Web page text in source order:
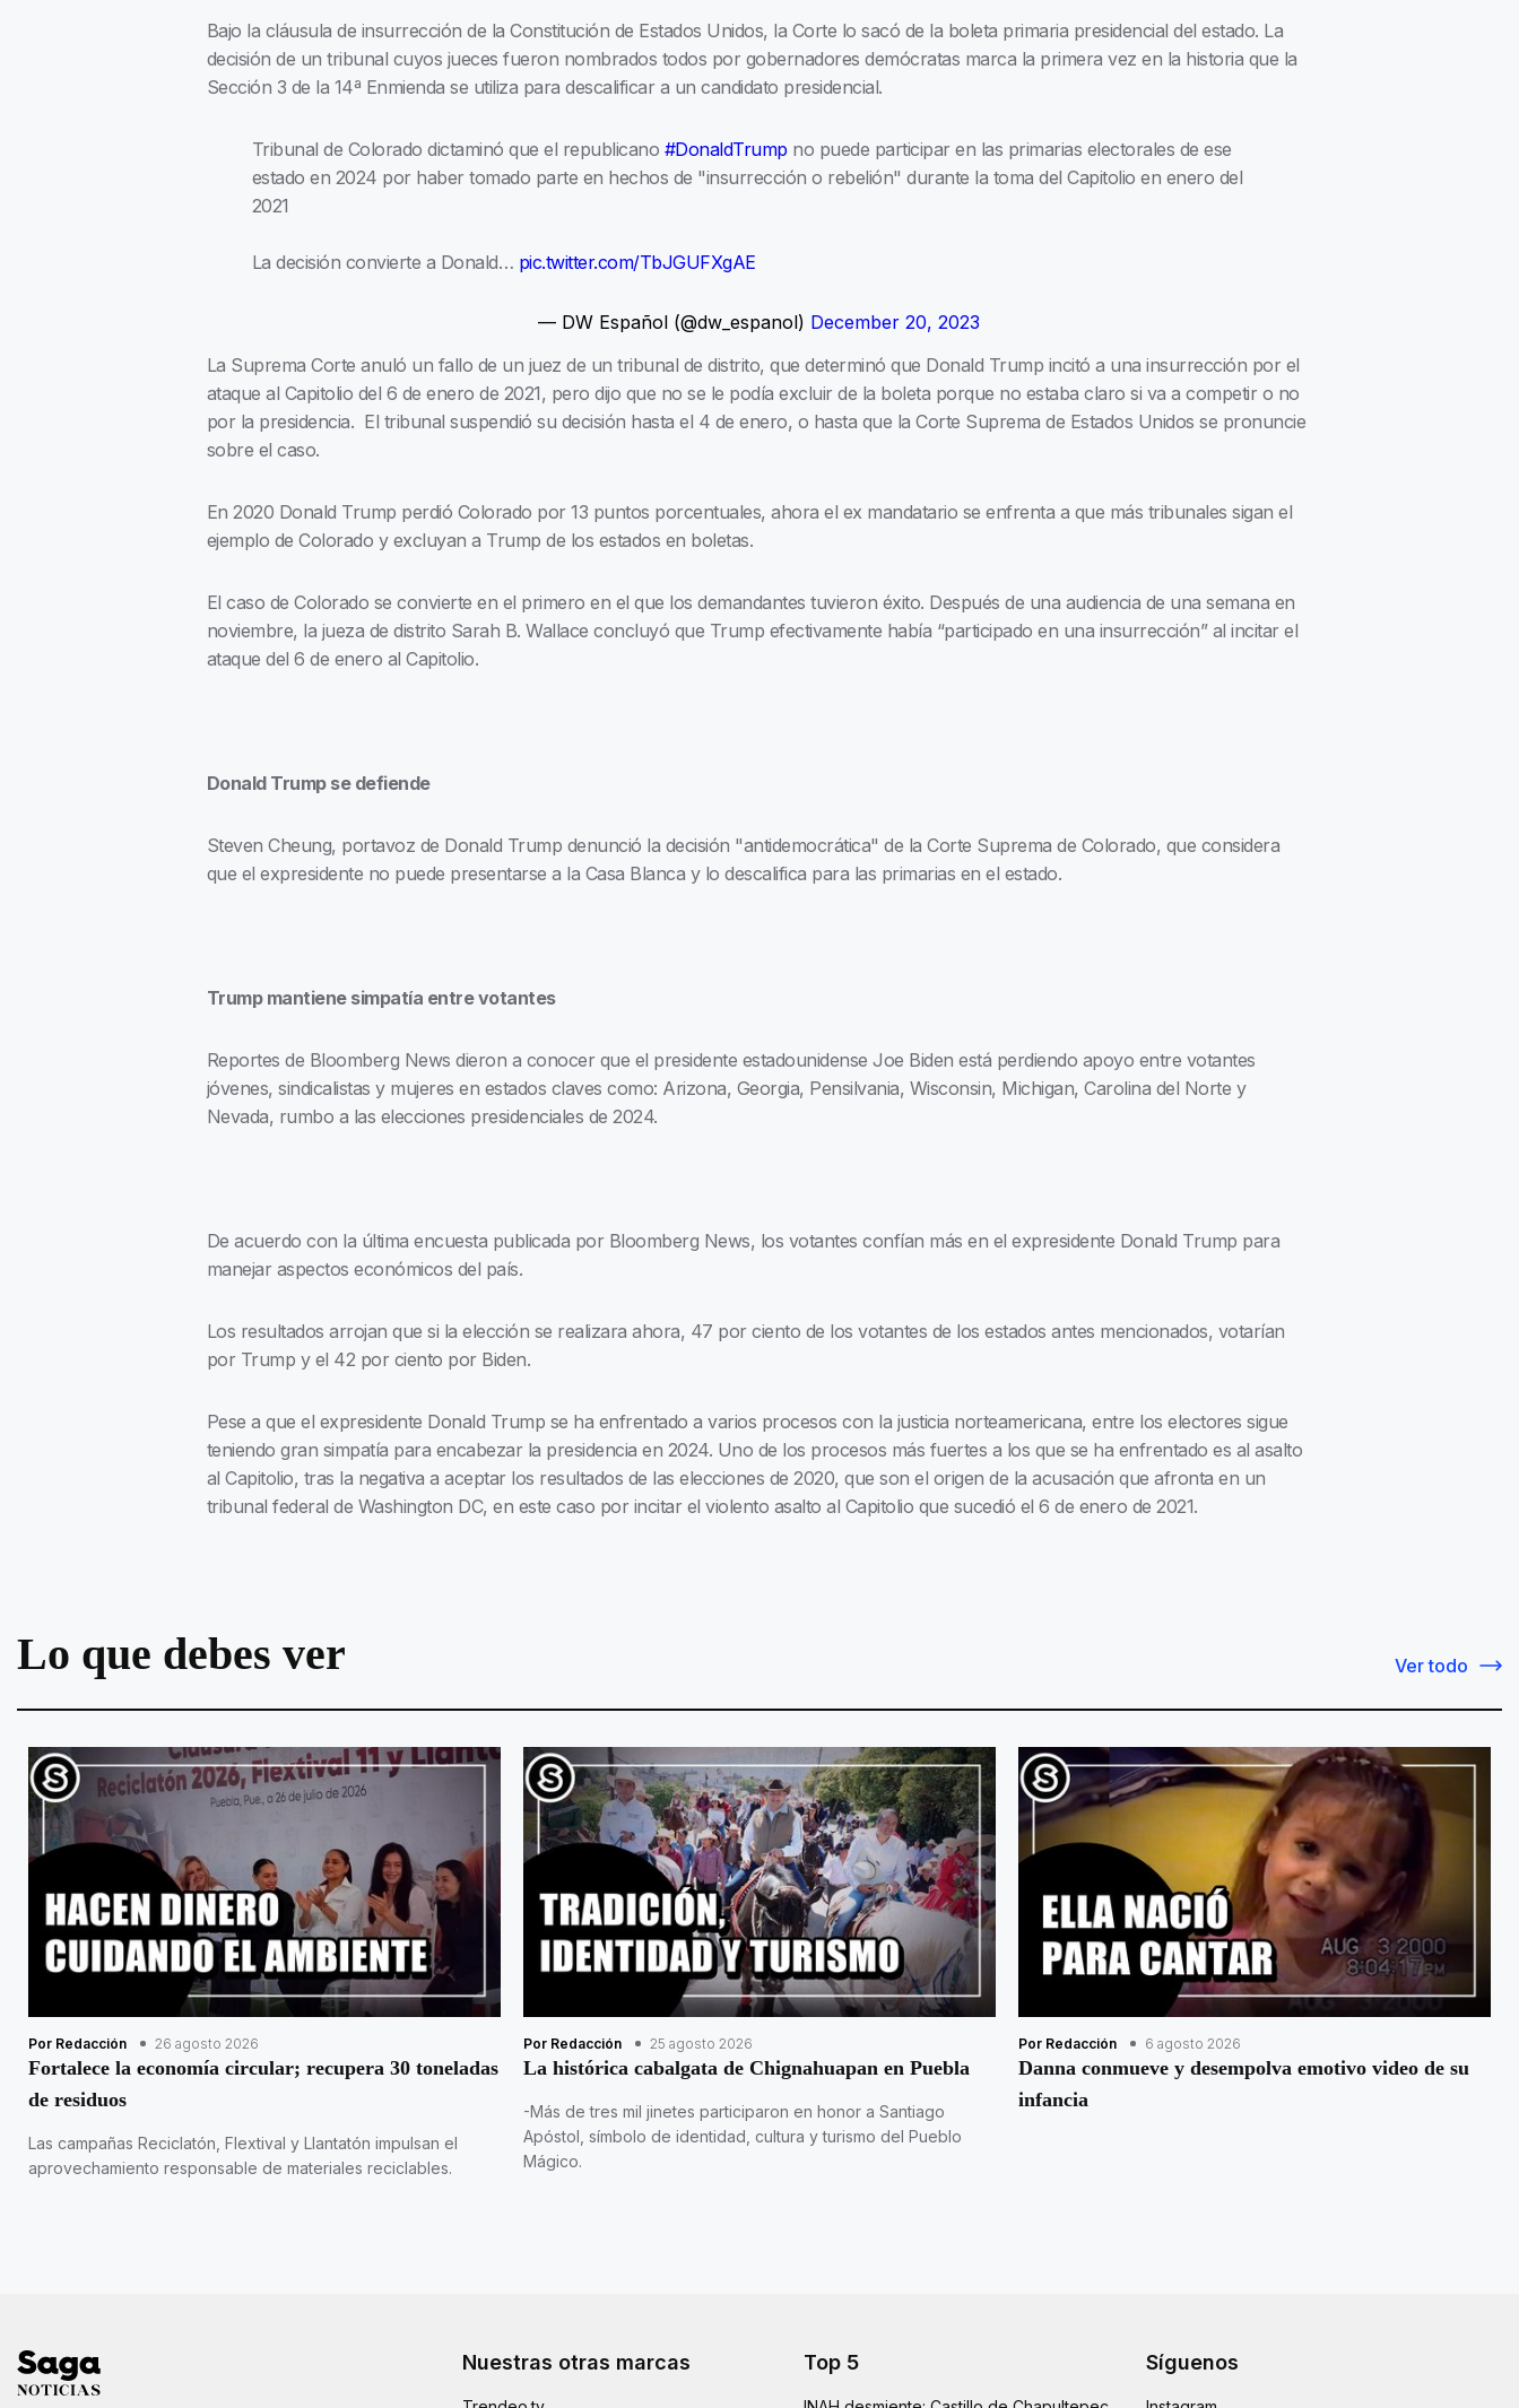
Bajo la cláusula de insurrección de la Constitución de Estados Unidos, la Corte lo sacó de la boleta primaria presidencial del estado. La
decisión de un tribunal cuyos jueces fueron nombrados todos por gobernadores demócratas marca la primera vez en la historia que la
Sección 3 de la 14ª Enmienda se utiliza para descalificar a un candidato presidencial.
Tribunal de Colorado dictaminó que el republicano #DonaldTrump no puede participar en las primarias electorales de ese
estado en 2024 por haber tomado parte en hechos de "insurrección o rebelión" durante la toma del Capitolio en enero del
2021
La decisión convierte a Donald… pic.twitter.com/TbJGUFXgAE
— DW Español (@dw_espanol) December 20, 2023
La Suprema Corte anuló un fallo de un juez de un tribunal de distrito, que determinó que Donald Trump incitó a una insurrección por el
ataque al Capitolio del 6 de enero de 2021, pero dijo que no se le podía excluir de la boleta porque no estaba claro si va a competir o no
por la presidencia. El tribunal suspendió su decisión hasta el 4 de enero, o hasta que la Corte Suprema de Estados Unidos se pronuncie
sobre el caso.
En 2020 Donald Trump perdió Colorado por 13 puntos porcentuales, ahora el ex mandatario se enfrenta a que más tribunales sigan el
ejemplo de Colorado y excluyan a Trump de los estados en boletas.
El caso de Colorado se convierte en el primero en el que los demandantes tuvieron éxito. Después de una audiencia de una semana en
noviembre, la jueza de distrito Sarah B. Wallace concluyó que Trump efectivamente había “participado en una insurrección” al incitar el
ataque del 6 de enero al Capitolio.
Donald Trump se defiende
Steven Cheung, portavoz de Donald Trump denunció la decisión "antidemocrática" de la Corte Suprema de Colorado, que considera
que el expresidente no puede presentarse a la Casa Blanca y lo descalifica para las primarias en el estado.
Trump mantiene simpatía entre votantes
Reportes de Bloomberg News dieron a conocer que el presidente estadounidense Joe Biden está perdiendo apoyo entre votantes
jóvenes, sindicalistas y mujeres en estados claves como: Arizona, Georgia, Pensilvania, Wisconsin, Michigan, Carolina del Norte y
Nevada, rumbo a las elecciones presidenciales de 2024.
De acuerdo con la última encuesta publicada por Bloomberg News, los votantes confían más en el expresidente Donald Trump para
manejar aspectos económicos del país.
Los resultados arrojan que si la elección se realizara ahora, 47 por ciento de los votantes de los estados antes mencionados, votarían
por Trump y el 42 por ciento por Biden.
Pese a que el expresidente Donald Trump se ha enfrentado a varios procesos con la justicia norteamericana, entre los electores sigue
teniendo gran simpatía para encabezar la presidencia en 2024. Uno de los procesos más fuertes a los que se ha enfrentado es al asalto
al Capitolio, tras la negativa a aceptar los resultados de las elecciones de 2020, que son el origen de la acusación que afronta en un
tribunal federal de Washington DC, en este caso por incitar el violento asalto al Capitolio que sucedió el 6 de enero de 2021.
Lo que debes ver Ver todo
Por Redacción 26 agosto 2026
Fortalece la economía circular; recupera 30 toneladas
de residuos
Las campañas Reciclatón, Flextival y Llantatón impulsan el
aprovechamiento responsable de materiales reciclables.
Por Redacción 25 agosto 2026
La histórica cabalgata de Chignahuapan en Puebla
-Más de tres mil jinetes participaron en honor a Santiago
Apóstol, símbolo de identidad, cultura y turismo del Pueblo
Mágico.
Por Redacción 6 agosto 2026
Danna conmueve y desempolva emotivo video de su
infancia
Nuestras otras marcas Top 5 Síguenos